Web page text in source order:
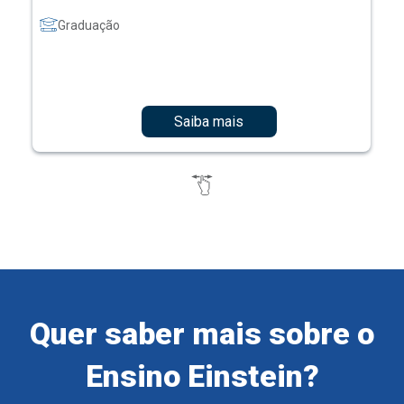
Graduação
Saiba mais
Quer saber mais sobre o
Ensino Einstein?